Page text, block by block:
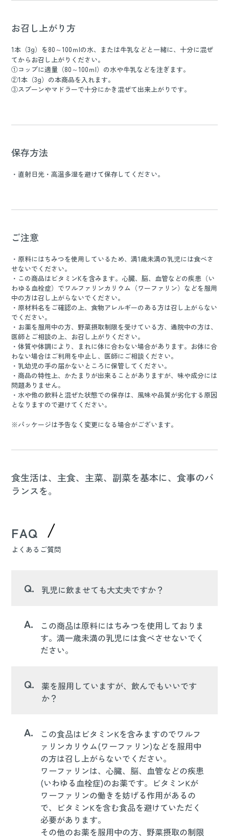
お召し上がり方
1本（3g）を80～100ｍlの水、または牛乳などと一緒に、十分に混ぜ
てからお召し上がりください。
①コップに適量（80～100ｍl）の水や牛乳などを注ぎます。
②1本（3g）の本商品を入れます。
③スプーンやマドラーで十分にかき混ぜて出来上がりです。
保存方法
・直射日光・高温多湿を避けて保存してください。
ご注意
・原料にはちみつを使用しているため、満1歳未満の乳児には食べさ
せないでください。
・この商品はビタミンKを含みます。心臓、脳、血管などの疾患（い
わゆる血栓症）でワルファリンカリウム（ワーファリン）などを服用
中の方は召し上がらないでください。
・原材料名をご確認の上、食物アレルギーのある方は召し上がらない
でください。
・お薬を服用中の方、野菜摂取制限を受けている方、通院中の方は、
医師とご相談の上、お召し上がりください。
・体質や体調により、まれに体に合わない場合があります。お体に合
わない場合はご利用を中止し、医師にご相談ください。
・乳幼児の手の届かないところに保管してください。
・商品の特性上、かたまりが出来ることがありますが、味や成分には
問題ありません。
・水や他の飲料と混ぜた状態での保存は、風味や品質が劣化する原因
となりますので避けてください。
※パッケージは予告なく変更になる場合がございます。
食生活は、主食、主菜、副菜を基本に、食事のバ
ランスを。
FAQ
よくあるご質問
Q. 乳児に飲ませても大丈夫ですか？
A.
この商品は原料にはちみつを使用しておりま
す。満一歳未満の乳児には食べさせないでく
ださい。
Q.
薬を服用していますが、飲んでもいいです
か？
A.
この食品はビタミンKを含みますのでワルフ
ァリンカリウム(ワーファリン)などを服用中
の方は召し上がらないでください。
ワーファリンは、心臓、脳、血管などの疾患
(いわゆる血栓症)のお薬です。ビタミンKが
ワーファリンの働きを妨げる作用があるの
で、ビタミンKを含む食品を避けていただく
必要があります。
その他のお薬を服用中の方、野菜摂取の制限